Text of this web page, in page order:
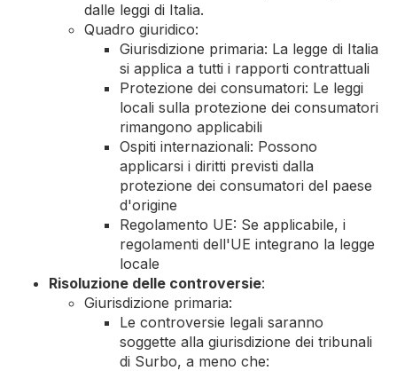
dalle leggi di Italia.
Quadro giuridico:
Giurisdizione primaria: La legge di Italia
si applica a tutti i rapporti contrattuali
Protezione dei consumatori: Le leggi
locali sulla protezione dei consumatori
rimangono applicabili
Ospiti internazionali: Possono
applicarsi i diritti previsti dalla
protezione dei consumatori del paese
d'origine
Regolamento UE: Se applicabile, i
regolamenti dell'UE integrano la legge
locale
Risoluzione delle controversie:
Giurisdizione primaria:
Le controversie legali saranno
soggette alla giurisdizione dei tribunali
di Surbo, a meno che: